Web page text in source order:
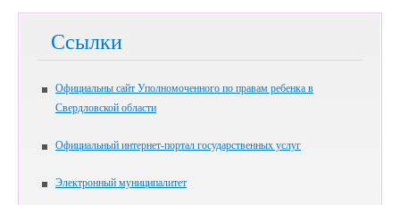
Ссылки
Официальны сайт Уполномоченного по правам ребенка в
Свердловской области
Официальный интернет-портал государственных услуг
Электронный муниципалитет